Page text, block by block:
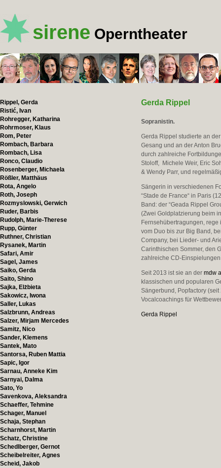
sirene Operntheater
Rippel, Gerda
Ristić, Ivan
Rohregger, Katharina
Rohrmoser, Klaus
Rom, Peter
Rombach, Barbara
Rombach, Lisa
Ronco, Claudio
Rosenberger, Michaela
Rößler, Matthäus
Rota, Angelo
Roth, Joseph
Rozmyslowski, Gerwich
Ruder, Barbis
Rudolph, Marie-Therese
Rupp, Günter
Ruthner, Christian
Rysanek, Martin
Safari, Amir
Sagel, James
Saiko, Gerda
Saito, Shino
Sajka, Elżbieta
Sakowicz, Iwona
Saller, Lukas
Salzbrunn, Andreas
Salzer, Mirjam Mercedes
Samitz, Nico
Sander, Klemens
Santek, Mato
Santorsa, Ruben Mattia
Sapic, Igor
Sarnau, Anneke Kim
Sarnyai, Dalma
Sato, Yo
Savenkova, Aleksandra
Schaeffer, Tehmine
Schager, Manuel
Schaja, Stephan
Scharnhorst, Martin
Schatz, Christine
Schedlberger, Gernot
Scheibelreiter, Agnes
Scheid, Jakob
Gerda Rippel
Sopranistin.
Gerda Rippel studierte an
Gesang und an der Anton
durch zahlreiche
Stoloff, Michele Weir, Eric
& Wendy Parr, und
Sängerin in verschiedenen
“Stade de France“ in Paris
Band: der “Geada Rippel
(Zwei Goldplatzierung beim
Fernsehübertragungen,
vom Duo bis zur Big Band,
Company, bei Lieder- und
Carinthischen Sommer, den
zahlreiche CD-
Seit 2013 ist sie an dermdw
klassischen und popularen
Sängerbund, Popfactory
Vocalcoachings für
Gerda Rippel